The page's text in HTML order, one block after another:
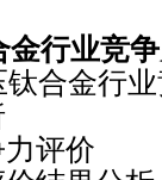
行业竞
合金行业
评价